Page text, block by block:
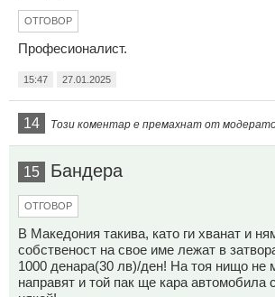
ОТГОВОР
Професионалист.
15:47 27.01.2025
14 Този коментар е премахнат от
15 Бандера
ОТГОВОР
В Македония такива, като ги хванат и
собственост на свое име лежат в
1000 денара(30 лв)/ден! На тоя нищо не
направят и той пак ще кара автомобила